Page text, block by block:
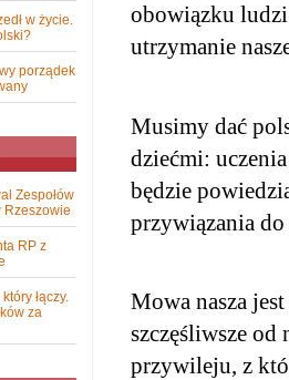
obowiązku
utrzymanie
Musimy dać
dziećmi:
będzie
przywiązania
Mowa nasza
szczęśliwsze od
przywileju, z
w życie.
porządek
Zespołów
Rzeszowie
RP z
łączy.
za